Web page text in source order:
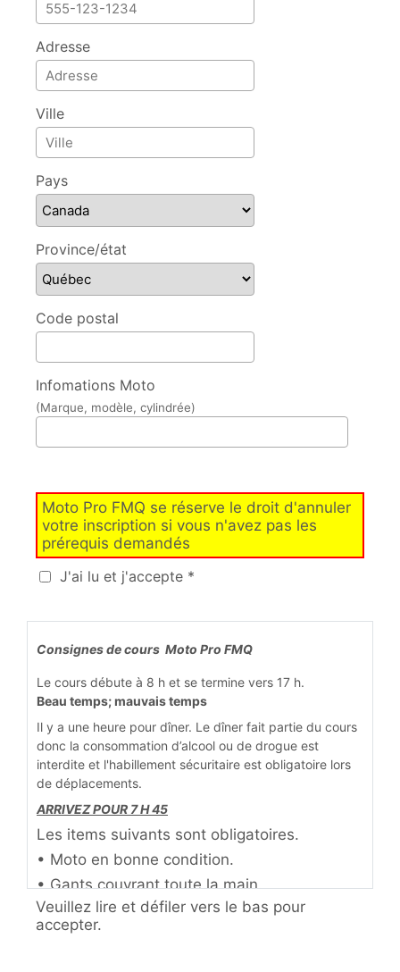
Adresse
Ville
Pays
Province/état
Code postal
Infomations Moto
(Marque, modèle, cylindrée)
Moto Pro FMQ se réserve le droit d'annuler
votre inscription si vous n'avez pas les
prérequis demandés
J'ai lu et j'accepte *
Consignes de cours Moto Pro FMQ
Le cours débute à 8 h et se termine vers 17 h.
Beau temps; mauvais temps
Il y a une heure pour dîner. Le dîner fait partie du cours
donc la consommation d’alcool ou de drogue est
interdite et l'habillement sécuritaire est obligatoire lors
de déplacements.
ARRIVEZ POUR 7 H 45
Les items suivants sont obligatoires.
• Moto en bonne condition.
• Gants couvrant toute la main.
• Chaussures adéquates, idéalement bottes
couvrant la cheville.
Veuillez lire et défiler vers le bas pour
accepter.